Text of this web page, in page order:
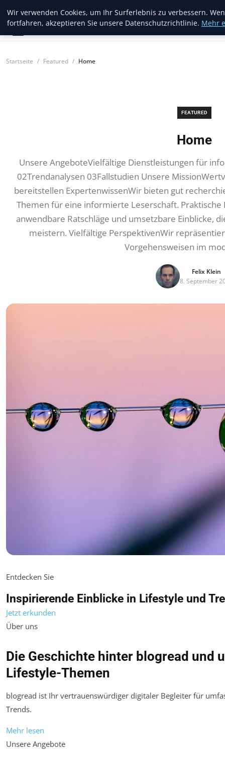
Blogread
Startseite Featured Home
FEATURED
Home
Unsere AngeboteVielfältige Dienstleistungen für
02Trendanalysen 03Fallstudien Unsere
bereitstellen ExpertenwissenWir bieten gut
Themen für eine informierte Leserschaft.
anwendbare Ratschläge und umsetzbare Einblicke,
meistern. Vielfältige PerspektivenWir
Vorgehensweisen im
Felix Klein
8. September
Entdecken Sie
Inspirierende Einblicke in Lifestyle und
Jetzt erkunden
Über uns
Die Geschichte hinter blogread und
Lifestyle-Themen
blogread ist Ihr vertrauenswürdiger digitaler Begleiter für
Trends.
Mehr lesen
Unsere Angebote
Wir verwenden Cookies, um Ihr Surferlebnis zu verbessern.
fortfahren, akzeptieren Sie unsere Datenschutzrichtlinie. Mehr